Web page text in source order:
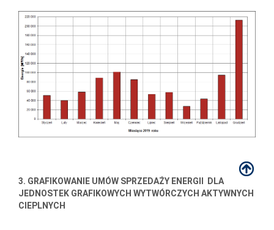
3. GRAFIKOWANIE UMÓW SPRZEDAŻY ENERGII DLA
JEDNOSTEK GRAFIKOWYCH WYTWÓRCZYCH AKTYWNYCH
CIEPLNYCH